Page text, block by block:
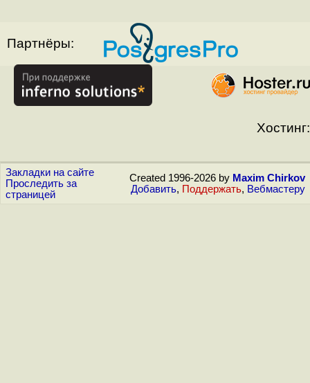
Партнёры:
Хостинг:
Закладки на сайте
Проследить за
страницей
Created 1996-2026 by Maxim Chirkov
Добавить, Поддержать, Вебмастеру